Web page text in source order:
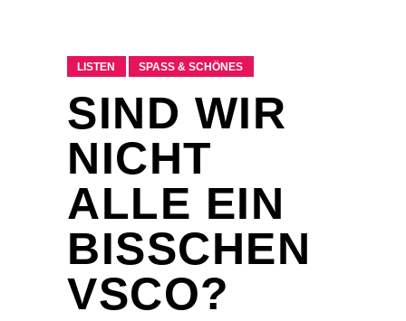
LISTEN SPASS & SCHÖNES
SIND WIR
NICHT
ALLE EIN
BISSCHEN
VSCO?